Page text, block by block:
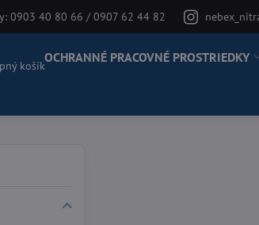
0903 40 80 66 / 0907 62 44 82
košík
OCHRANNÉ PRACOVNÉ PROSTRIEDKY